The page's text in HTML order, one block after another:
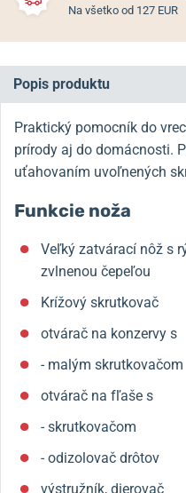
Na všetko od 127 EUR
Popis produktu
Praktický pomocník do
prírody aj do domácnosti.
uťahovaním uvoľnených
Funkcie noža
Veľký zatvárací nôž s
zvlnenou čepeľou
Krížový skrutkovač
otvárač na konzervy s
- malým skrutkovačom
otvárač na fľaše s
- skrutkovačom
- odizolovač drôtov
výstružník, dierovač